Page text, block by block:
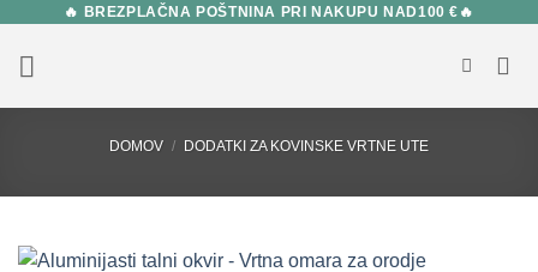
content
🔥 BREZPLAČNA POŠTNINA PRI NAKUPU NAD100 €🔥
DOMOV / DODATKI ZA KOVINSKE VRTNE UTE